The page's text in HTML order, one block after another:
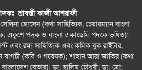
শ্রাবন্তী কাজী আশরাফী
হোসেন (কথা সাহিত্যিক, চেয়ারম্যান বাংলা
একুশে পদক ও বাংলা একাডেমি পদকে ভূষিত);
এবং রম্য সাহিত্যিক এবং কমিক বুক রাইটার,
(কবি ও গবেষক); শাহান আরা জাকির (কথা
বাংলাদেশ বেতার); ডা: হালিম চৌধুরী; ডা: মো: